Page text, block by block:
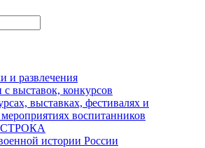
и развлечения
выставок, конкурсов
выставках, фестивалях и
воспитанников
истории России